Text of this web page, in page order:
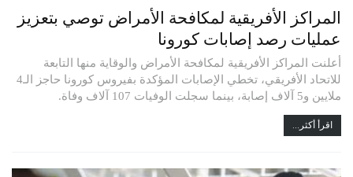
المراكز الأفريقية لمكافحة الأمراض توصي بتعزيز
عمليات رصد إصابات كورونا
أعلنت المراكز الأفريقية لمكافحة الأمراض والوقاية منها التابعة
للاتحاد الأفريقي، تخطي الإصابات المؤكدة بفيروس كورونا حاجز الـ4
ملايين و5 آلاف إصابة، بينما سجلت الوفيات 107 آلاف وفاة.
اقرأ أكثر...